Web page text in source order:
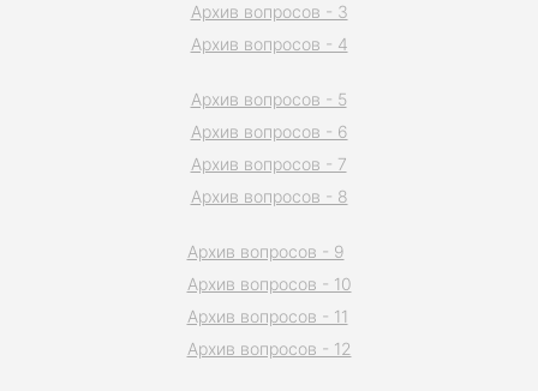
Архив вопросов - 3
Архив вопросов - 4
Архив вопросов - 5
Архив вопросов - 6
Архив вопросов - 7
Архив вопросов - 8
Архив вопросов - 9
Архив вопросов - 10
Архив вопросов - 11
Архив вопросов - 12